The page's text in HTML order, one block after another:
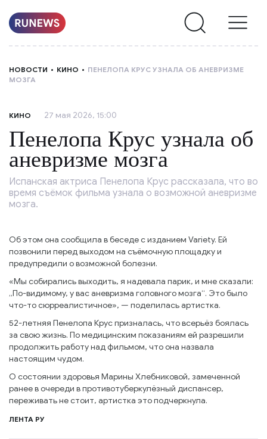
О
НАС
НОВОСТИ КИНО
ПЕНЕЛОПА КРУС УЗНАЛА ОБ АНЕВРИЗМЕ
МОЗГА
КИНО 27 мая 2026, 15:00
Пенелопа Крус узнала об
аневризме мозга
Испанская актриса Пенелопа Крус рассказала, что во
время съёмок фильма узнала о возможной аневризме
мозга.
Об этом она сообщила в беседе с изданием Variety. Ей
позвонили перед выходом на съёмочную площадку и
предупредили о возможной болезни.
«Мы собирались выходить, я надевала парик, и мне сказали:
„По-видимому, у вас аневризма головного мозга“. Это было
что-то сюрреалистичное», — поделилась артистка.
52-летняя Пенелопа Крус призналась, что всерьёз боялась
за свою жизнь. По медицинским показаниям ей разрешили
продолжить работу над фильмом, что она назвала
настоящим чудом.
О состоянии здоровья Марины Хлебниковой, замеченной
ранее в очереди в противотуберкулёзный диспансер,
переживать не стоит, артистка это подчеркнула.
ЛЕНТА РУ